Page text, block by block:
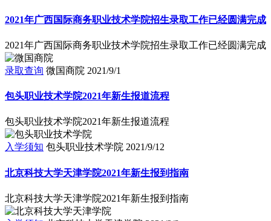
2021年广西国际商务职业技术学院招生录取工作已经圆满完成
2021年广西国际商务职业技术学院招生录取工作已经圆满完成
录取查询 微国商院 2021/9/1
包头职业技术学院2021年新生报道流程
包头职业技术学院2021年新生报道流程
入学须知 包头职业技术学院 2021/9/12
北京科技大学天津学院2021年新生报到指南
北京科技大学天津学院2021年新生报到指南